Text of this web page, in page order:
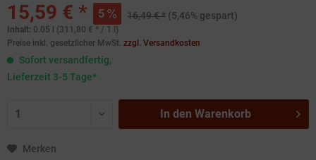
15,59 € * 5 16,49 € * (5,46% gespart)
Inhalt: 0.05 l (311,80 € * / 1 l)
Preise inkl. gesetzlicher MwSt. zzgl. Versandkosten
Sofort versandfertig,
Lieferzeit 3-5 Tage*
In den Warenkorb
Merken